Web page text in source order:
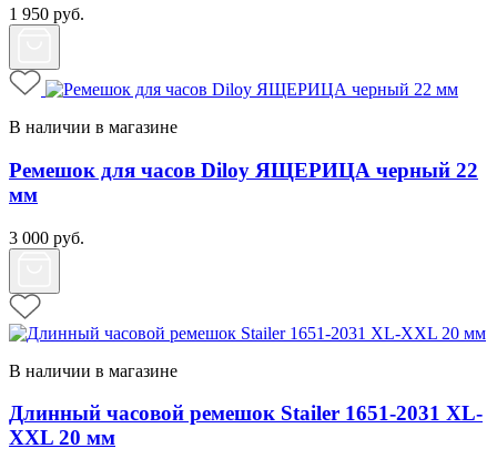
1 950 руб.
В наличии в магазине
Ремешок для часов Diloy ЯЩЕРИЦА черный 22
мм
3 000 руб.
В наличии в магазине
Длинный часовой ремешок Stailer 1651-2031 XL-
XXL 20 мм